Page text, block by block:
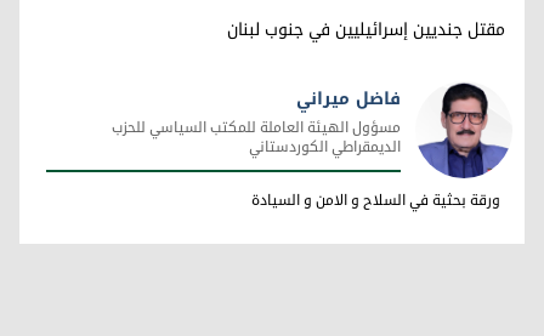
مقتل جنديين إسرائيليين في جنوب لبنان
فاضل ميراني
فاضل ميراني
مسؤول الهيئة العاملة للمكتب السياسي للحزب
الديمقراطي الكوردستاني
ورقة بحثية في السلاح و الامن و السيادة